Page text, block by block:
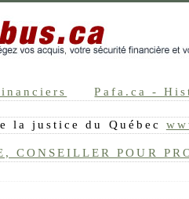
Pafa.ca -
la justice du Québec
CONSEILLER POUR